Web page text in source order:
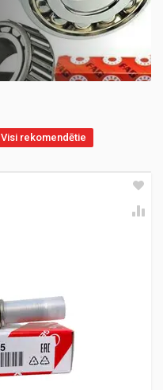
Visi rekomendētie